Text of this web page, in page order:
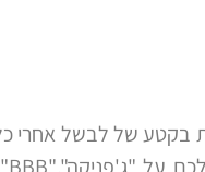
בקטע של לבשל אחרי